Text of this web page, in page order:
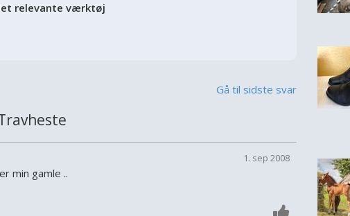
relevante værktøj
Gå til sidste svar
1. sep 2008
min gamle ..